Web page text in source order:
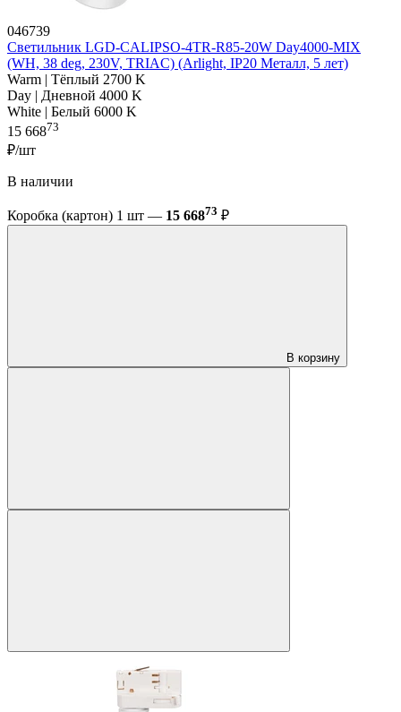
046739
Светильник LGD-CALIPSO-4TR-R85-20W Day4000-MIX
(WH, 38 deg, 230V, TRIAC) (Arlight, IP20 Металл, 5 лет)
Warm | Тёплый 2700 K
Day | Дневной 4000 K
White | Белый 6000 K
15 66873
₽/шт
В наличии
Коробка (картон) 1 шт — 15 66873 ₽
В корзину